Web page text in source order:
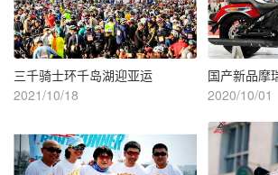
三千骑士环千岛湖迎亚运
2021/10/18
2020/10/01